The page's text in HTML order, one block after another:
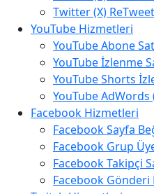
Twitter (X)
YouTube Hizmetleri
YouTube Abone
YouTube İzlenme
YouTube Shorts
YouTube AdWords
Facebook Hizmetleri
Facebook Sayfa
Facebook Grup
Facebook Takipçi
Facebook Gönderi